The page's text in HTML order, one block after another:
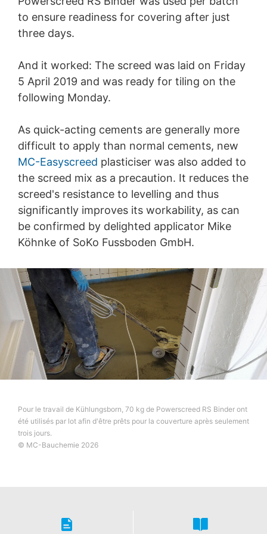
to ensure readiness for covering after just
three days.
And it worked: The screed was laid on Friday
5 April 2019 and was ready for tiling on the
following Monday.
As quick-acting cements are generally more
difficult to apply than normal cements, new
MC-Easyscreed plasticiser was also added to
the screed mix as a precaution. It reduces the
screed's resistance to levelling and thus
significantly improves its workability, as can
be confirmed by delighted applicator Mike
Köhnke of SoKo Fussboden GmbH.
Pour le travail de Kühlungsborn, 70 kg de Powerscreed RS Binder ont
été utilisés par lot afin d'être prêts pour la couverture après seulement
trois jours.
© MC-Bauchemie 2026
Vous pouvez empêcher la collecte de vos données par
Google Analytics en cliquant sur le lien suivant. Un
sur ce site :
Disable Google Analytics
Pour plus d'informations sur la manière dont Google
politique de confidentialité de Google :
https://support.google.com/analytics/answer/600424
5?hl=en
Traitement externalisé des données
Nous avons conclu un accord avec Google pour
l'externalisation de notre traitement de données et nous
appliquons pleinement les exigences strictes des
autorités allemandes de protection des données lors de
l'utilisation de Google Analytics.
Notre site web utilise des plugins de YouTube, qui est
exploité par Google. L'opérateur des pages est YouTube
LLC, 901 Cherry Ave, San Bruno, CA 94066, USA. Si
vous visitez l'une de nos pages comportant un plugin
YouTube, une connexion aux serveurs YouTube est
établie. Le serveur YouTube est alors informé des pages
que vous avez visitées. Si vous êtes connecté à votre
compte YouTube, YouTube vous permet d'associer votre
comportement de navigation directement à votre profil
personnel. Vous pouvez éviter cela en vous
constitue un intérêt justifié au sens de l'article 2,
paragraphe 1, de la directive. 6, paragraphe 1, point f),
du GDPR. Vous trouverez de plus amples informations
sur le traitement des données des utilisateurs dans la
vos données